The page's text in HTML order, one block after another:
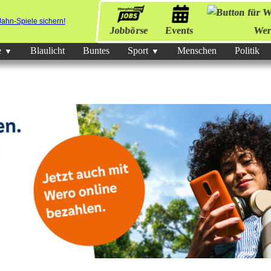
Jobbörse Events
Blaulicht Buntes Sport Menschen Politik